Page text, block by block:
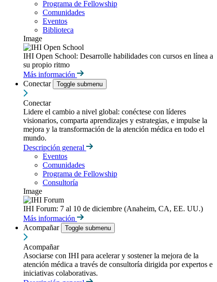
Programa de Fellowship
Comunidades
Eventos
Biblioteca
Image
IHI Open School: Desarrolle habilidades con cursos en línea a
su propio ritmo
Más información
Conectar
Toggle submenu
Conectar
Lidere el cambio a nivel global: conéctese con líderes
visionarios, comparta aprendizajes y estrategias, e impulse la
mejora y la transformación de la atención médica en todo el
mundo.
Descripción general
Eventos
Comunidades
Programa de Fellowship
Consultoría
Image
IHI Forum: 7 al 10 de diciembre (Anaheim, CA, EE. UU.)
Más información
Acompañar
Toggle submenu
Acompañar
Asociarse con IHI para acelerar y sostener la mejora de la
atención médica a través de consultoría dirigida por expertos e
iniciativas colaborativas.